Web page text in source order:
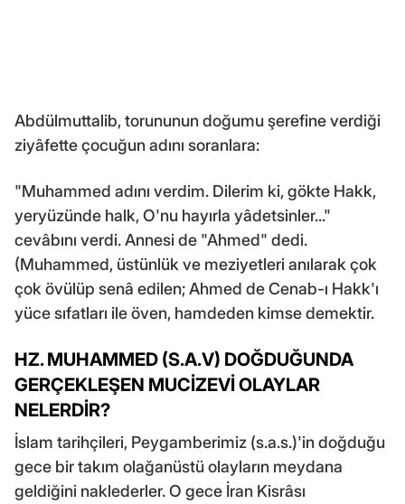
Abdülmuttalib, torununun doğumu şerefine verdiği
ziyâfette çocuğun adını soranlara:
"Muhammed adını verdim. Dilerim ki, gökte Hakk,
yeryüzünde halk, O'nu hayırla yâdetsinler..."
cevâbını verdi. Annesi de "Ahmed" dedi.
(Muhammed, üstünlük ve meziyetleri anılarak çok
çok övülüp senâ edilen; Ahmed de Cenab-ı Hakk'ı
yüce sıfatları ile öven, hamdeden kimse demektir.
HZ. MUHAMMED (S.A.V) DOĞDUĞUNDA
GERÇEKLEŞEN MUCİZEVİ OLAYLAR
NELERDİR?
İslam tarihçileri, Peygamberimiz (s.a.s.)'in doğduğu
gece bir takım olağanüstü olayların meydana
geldiğini naklederler. O gece İran Kisrâsı